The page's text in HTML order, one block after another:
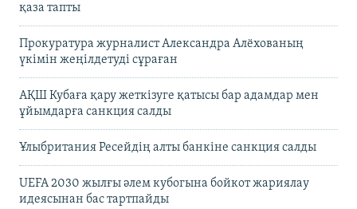
қаза тапты
Прокуратура журналист Александра Алёхованың
үкімін жеңілдетуді сұраған
АҚШ Кубаға қару жеткізуге қатысы бар адамдар мен
ұйымдарға санкция салды
Ұлыбритания Ресейдің алты банкіне санкция салды
UEFA 2030 жылғы әлем кубогына бойкот жариялау
идеясынан бас тартпайды